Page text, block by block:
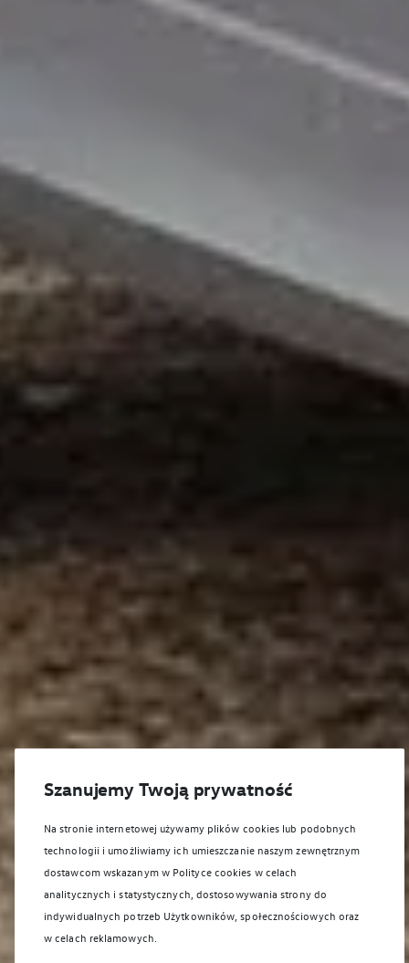
Szanujemy Twoją prywatność
Na stronie internetowej używamy plików cookies lub podobnych
technologii i umożliwiamy ich umieszczanie naszym zewnętrznym
dostawcom wskazanym w Polityce cookies w celach
analitycznych i statystycznych, dostosowywania strony do
indywidualnych potrzeb Użytkowników, społecznościowych oraz
w celach reklamowych.